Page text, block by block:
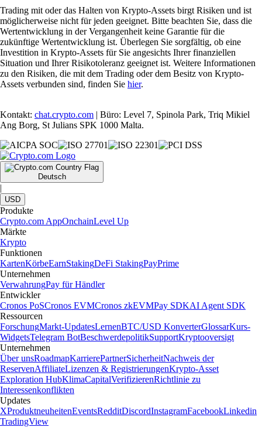
Trading mit oder das Halten von Krypto-Assets birgt Risiken und ist
möglicherweise nicht für jeden geeignet. Bitte beachten Sie, dass die
Wertentwicklung in der Vergangenheit keine Garantie für die
zukünftige Wertentwicklung ist. Überlegen Sie sorgfältig, ob eine
Investition in Krypto-Assets für Sie angesichts Ihrer finanziellen
Situation und Ihrer Risikotoleranz geeignet ist. Weitere Informationen
zu den Risiken, die mit dem Trading oder dem Besitz von Krypto-
Assets verbunden sind, finden Sie hier.
Kontakt: chat.crypto.com | Büro: Level 7, Spinola Park, Triq Mikiel
Ang Borg, St Julians SPK 1000 Malta.
Deutsch
|
USD
Produkte
Crypto.com AppOnchainLevel Up
Märkte
Krypto
Funktionen
KartenKörbeEarnStakingDeFi StakingPayPrime
Unternehmen
VerwahrungPay für Händler
Entwickler
Cronos PoSCronos EVMCronos zkEVMPay SDKAI Agent SDK
Ressourcen
ForschungMarkt-UpdatesLernenBTC/USD KonverterGlossarKurs-
WidgetsTelegram BotBeschwerdepolitikSupportKryptooversigt
Unternehmen
Über unsRoadmapKarrierePartnerSicherheitNachweis der
ReservenAffiliateLizenzen & RegistrierungenKrypto-Asset
Exploration HubKlimaCapitalVerifizierenRichtlinie zu
Interessenkonflikten
Updates
XProduktneuheitenEventsRedditDiscordInstagramFacebookLinkedin
TradingView